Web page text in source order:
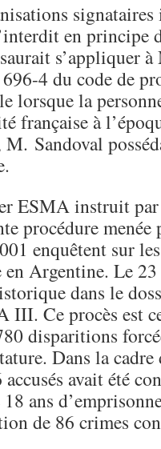
en principe
s’appliquer
4 du code de
lorsque la
française à
M. Sandoval
ESMA instruit
procédure
enquêtent sur
Argentine. Le
dans le
III. Ce procès est
disparitions
Dans la
avait été
ans
de 86 crimes